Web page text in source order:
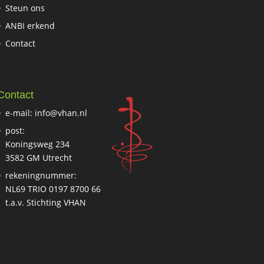
Steun ons
ANBI erkend
Contact
e-mail: info@vhan.nl
post:
Koningsweg 234
3582 GM Utrecht
rekeningnummer:
NL69 TRIO 0197 8700 66
t.a.v. Stichting VHAN